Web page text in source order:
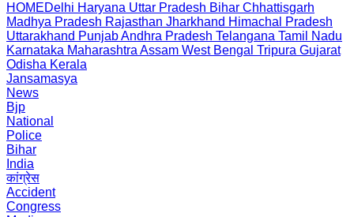
HOMEDelhi Haryana Uttar Pradesh Bihar Chhattisgarh
Madhya Pradesh Rajasthan Jharkhand Himachal Pradesh
Uttarakhand PunjabAndhra Pradesh Telangana Tamil Nadu
Karnataka Maharashtra Assam West Bengal Tripura Gujarat
Odisha Kerala
Jansamasya
News
Bjp
National
Police
Bihar
India
कांग्रेस
Accident
Congress